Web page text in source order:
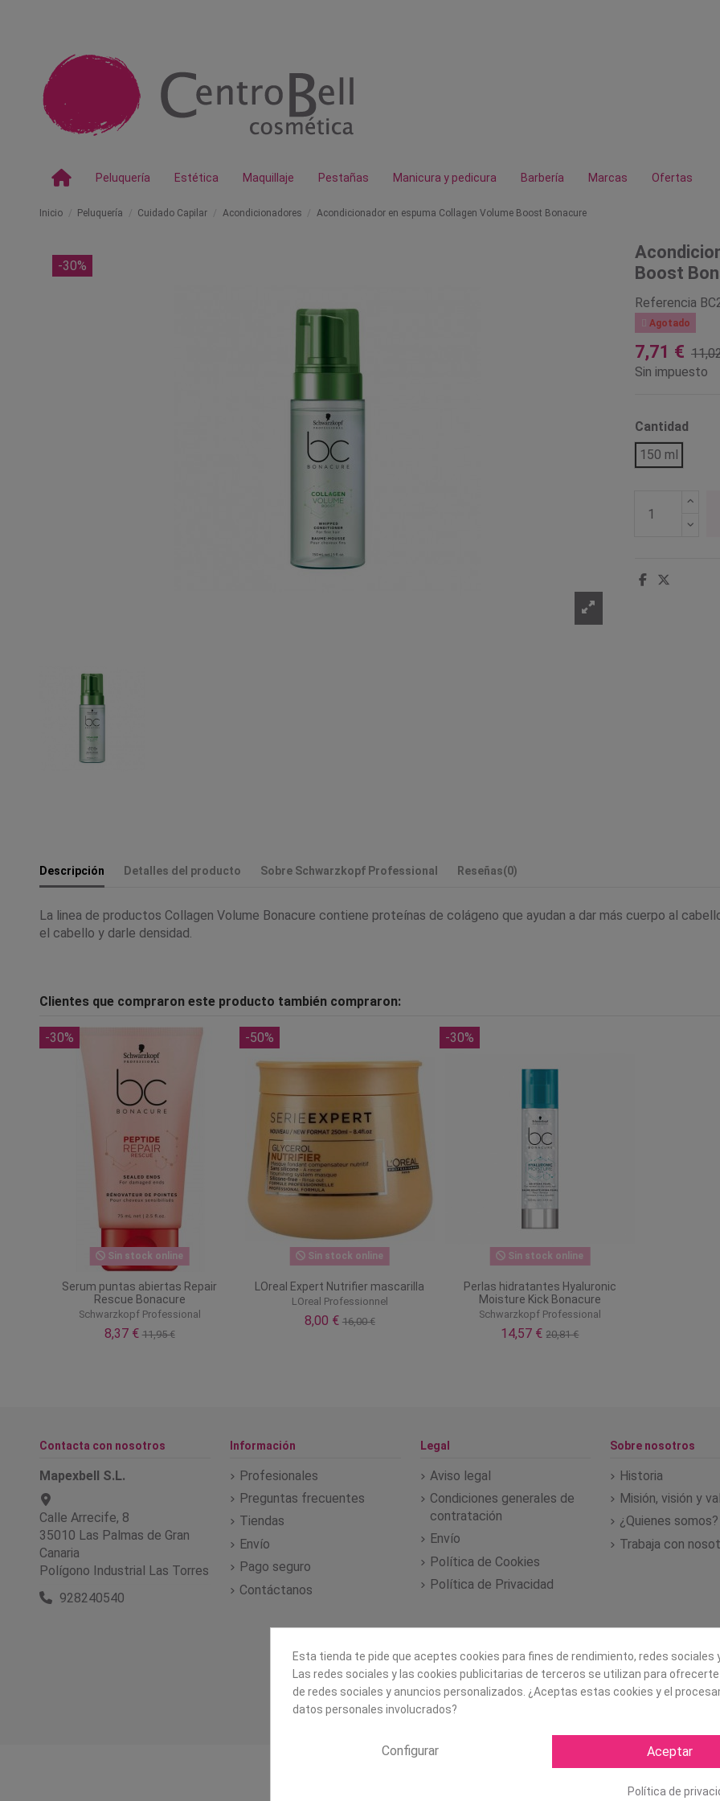
Peluquería Estética Maquillaje Pestañas Manicura y pedicura Barbería Marcas Ofertas
Inicio Peluquería Cuidado Capilar Acondicionadores Acondicionador en espuma Collagen Volume Boost Bonacure
-30%
Boost
Referencia
Agotado
7,71 €
Sin impuesto
Cantidad
150 ml
Descripción Detalles del producto Sobre Schwarzkopf Professional Reseñas(0)
La linea de productos Collagen Volume Bonacure contiene proteínas de colágeno que ayudan a dar más cuerpo al
el cabello y darle densidad.
Clientes que compraron este producto también compraron:
-30%
Sin stock online
Serum puntas abiertas Repair
Rescue Bonacure
Schwarzkopf Professional
8,37 € 11,95 €
-50%
Sin stock online
LOreal Expert Nutrifier mascarilla
LOreal Professionnel
8,00 € 16,00 €
-30%
Sin stock online
Perlas hidratantes Hyaluronic
Moisture Kick Bonacure
Schwarzkopf Professional
14,57 €20,81 €
Contacta con nosotros
Mapexbell S.L.
Calle Arrecife, 8
35010 Las Palmas de Gran
Canaria
Polígono Industrial Las Torres
928240540
Información
Profesionales
Preguntas frecuentes
Tiendas
Envío
Pago seguro
Contáctanos
Legal
Aviso legal
Condiciones generales de
contratación
Envío
Política de Cookies
Política de Privacidad
Sobre nosotros
Historia
Misión, visión y
¿Quienes somos?
Trabaja con
2026 Mapexbell
Esta tienda te pide que aceptes cookies para fines de rendimiento, redes sociales
Las redes sociales y las cookies publicitarias de terceros se utilizan para
de redes sociales y anuncios personalizados. ¿Aceptas estas cookies y el
datos personales involucrados?
Configurar Aceptar
Política de